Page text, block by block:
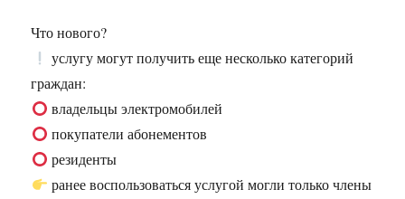
Что нового?
услугу могут получить еще несколько категорий
граждан:
владельцы электромобилей
покупатели абонементов
резиденты
ранее воспользоваться услугой могли только члены